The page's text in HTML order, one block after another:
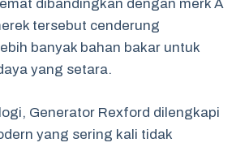
dibandingkan dengan merk A
tersebut cenderung
banyak bahan bakar untuk
yang setara.
Generator Rexford dilengkapi
yang sering kali tidak